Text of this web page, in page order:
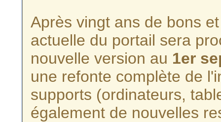
Après vingt ans de bons
actuelle du portail sera
nouvelle version au 1er
une refonte complète de
supports (ordinateurs,
également de nouvelles